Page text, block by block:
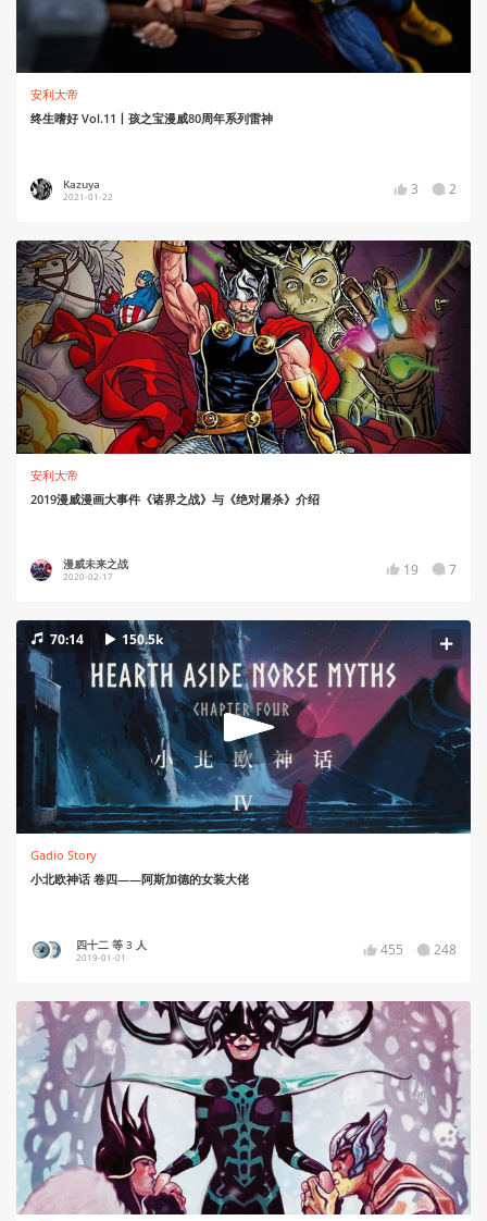
安利大帝
终生嗜好 Vol.11丨孩之宝漫威80周年系列雷神
Kazuya
2021-01-22 3 2
安利大帝
2019漫威漫画大事件《诸界之战》与《绝对屠杀》介绍
漫威未来之战
2020-02-17 19 7
70:14 150.5k
Gadio Story
小北欧神话 卷四——阿斯加德的女装大佬
四十二 等 3 人
2019-01-01 455 248